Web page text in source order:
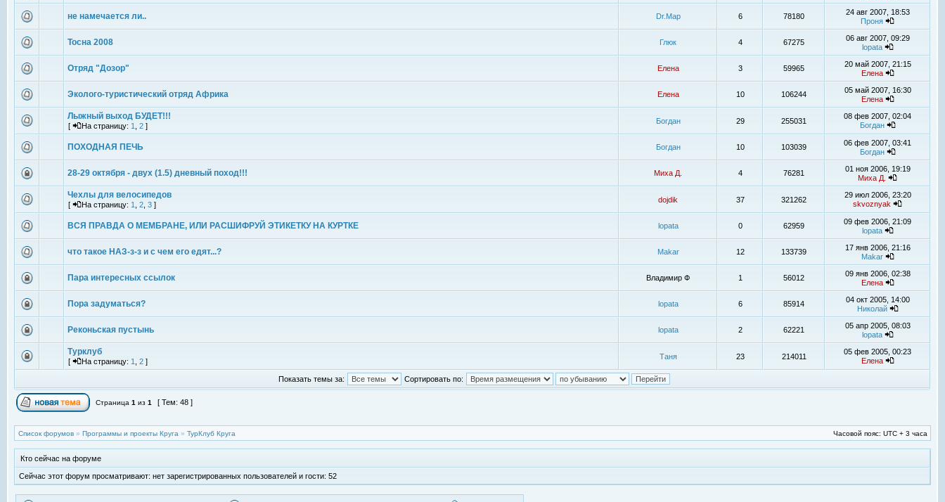
не намечается ли.. Dr.Map 6 78180
24 авг 2007, 18:53
Проня
Тосна 2008 Глюк 4 67275
06 авг 2007, 09:29
lopata
Отряд "Дозор" Елена 3 59965
20 май 2007, 21:15
Елена
Эколого-туристический отряд Африка Елена 10 106244
05 май 2007, 16:30
Елена
Лыжный выход БУДЕТ!!!
[ На страницу: 1 2 ]
Богдан 29 255031
08 фев 2007, 02:04
Богдан
ПОХОДНАЯ ПЕЧЬ Богдан 10 103039
06 фев 2007, 03:41
Богдан
28-29 октября - двух (1.5) дневный поход!!! Миха Д. 4 76281
01 ноя 2006, 19:19
Миха Д.
Чехлы для велосипедов
[ На страницу: 1 2 3 ]
dojdik 37 321262
29 июл 2006, 23:20
skvoznyak
ВСЯ ПРАВДА О МЕМБРАНЕ, ИЛИ РАСШИФРУЙ ЭТИКЕТКУ НА КУРТКЕ lopata 0 62959
09 фев 2006, 21:09
lopata
что такое НАЗ-з-з и с чем его едят...? Makar 12 133739
17 янв 2006, 21:16
Makar
Пара интересных ссылок Владимир Ф 1 56012
09 янв 2006, 02:38
Елена
Пора задуматься? lopata 6 85914
04 окт 2005, 14:00
Николай
Реконьская пустынь lopata 2 62221
05 апр 2005, 08:03
lopata
Турклуб
[ На страницу: 1 2 ]
Таня 23 214011
05 фев 2005, 00:23
Елена
Показать темы за: Сортировать по:
Страница 1 из 1 [ Тем: 48 ]
Список форумов » Программы и проекты Круга » ТурКлуб Круга Часовой пояс: UTC + 3 часа
Кто сейчас на форуме
Сейчас этот форум просматривают: нет зарегистрированных пользователей и гости: 52